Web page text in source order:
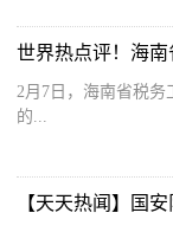
世界热点评！海
2月7日，海南省税
的...
【天天热闻】国